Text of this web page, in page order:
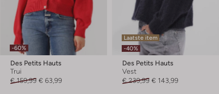
-60%
Des Petits Hauts
Trui
€ 159,99 € 63,99
Laatste item
-40%
Des Petits Hauts
Vest
€ 239,99 € 143,99